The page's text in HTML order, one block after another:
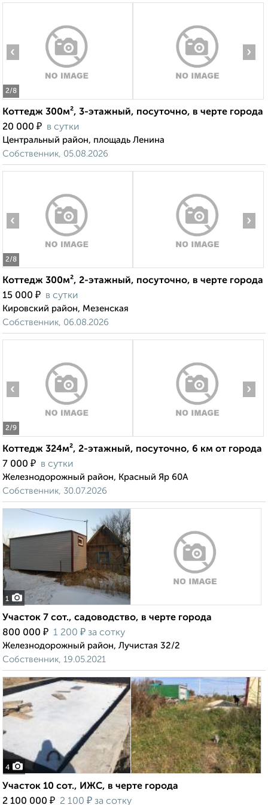
2/8
‹ ›
Коттедж 300м², 3-этажный, посуточно, в черте города
20 000 ₽ в сутки
Центральный район, площадь Ленина
Собственник, 05.08.2026
2/8
‹ ›
Коттедж 300м², 2-этажный, посуточно, в черте города
15 000 ₽ в сутки
Кировский район, Мезенская
Собственник, 06.08.2026
2/9
‹ ›
Коттедж 324м², 2-этажный, посуточно, 6 км от города
7 000 ₽ в сутки
Железнодорожный район, Красный Яр 60А
Собственник, 30.07.2026
1
Участок 7 сот., садоводство, в черте города
800 000 ₽ 1 200 ₽ за сотку
Железнодорожный район, Лучистая 32/2
Собственник, 19.05.2021
4
Участок 10 сот., ИЖС, в черте города
2 100 000 ₽ 2 100 ₽ за сотку